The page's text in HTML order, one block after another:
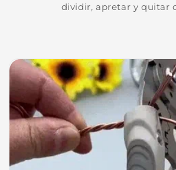
dividir, apretar y quitar